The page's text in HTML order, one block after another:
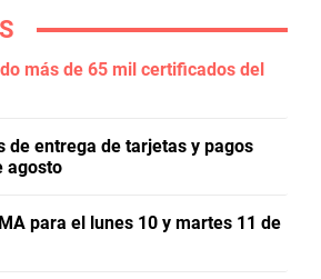
más de 65 mil certificados del
de entrega de tarjetas y pagos
agosto
para el lunes 10 y martes 11 de